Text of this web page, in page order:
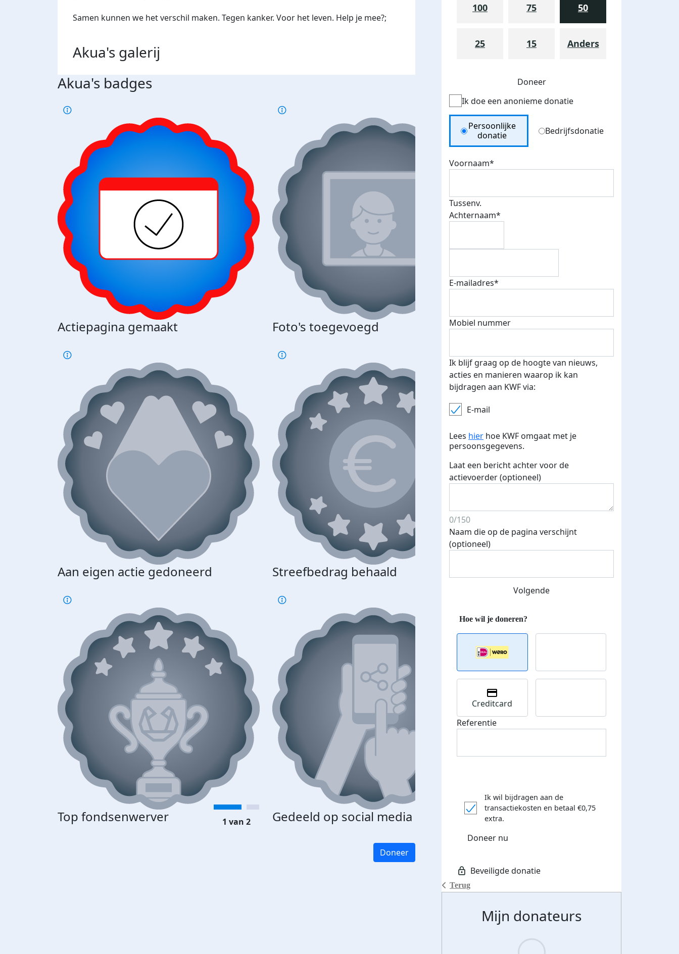
Samen kunnen we het verschil maken. Tegen kanker. Voor het leven. Help je mee?;
Akua's galerij
Akua's badges
Actiepagina gemaakt Foto's toegevoegd E-mails verstuurd
Aan eigen actie gedoneerd Streefbedrag behaald
Top fondsenwerver Gedeeld op social media Donateurs bedankt
€500 euro opgehaald: t-shirt
1 van 2
Doneer
100 75 50
25 15 Anders
Doneer
Ik doe een anonieme donatie
Donation Type
Persoonlijke
donatie
Bedrijfsdonatie
Voornaam*
Tussenv.
Achternaam*
E-mailadres*
Mobiel nummer
Ik blijf graag op de hoogte van nieuws,
acties en manieren waarop ik kan
bijdragen aan KWF via:
E-mail
Lees hier hoe KWF omgaat met je
persoonsgegevens.
Laat een bericht achter voor de
actievoerder (optioneel)
0/150
Naam die op de pagina verschijnt
(optioneel)
Volgende
Terug
Creditcard
Referentie
Ik wil bijdragen aan de
transactiekosten en betaal €0,75
extra.
Doneer nu
Mijn donateurs